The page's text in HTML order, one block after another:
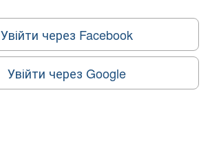
Увійти через Facebook
Увійти через Google